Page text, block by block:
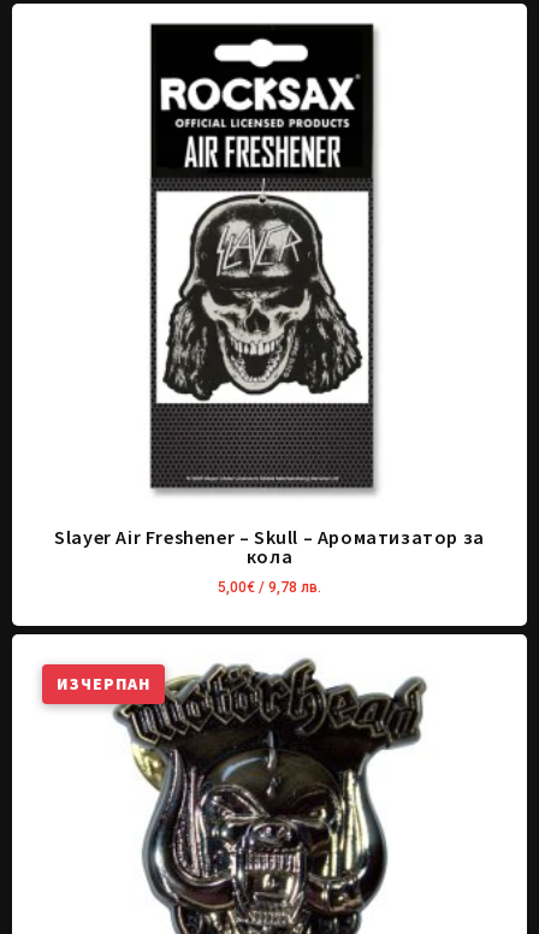
Slayer Air Freshener – Skull – Ароматизатор за
кола
5,00€ / 9,78 лв.
ИЗЧЕРПАН